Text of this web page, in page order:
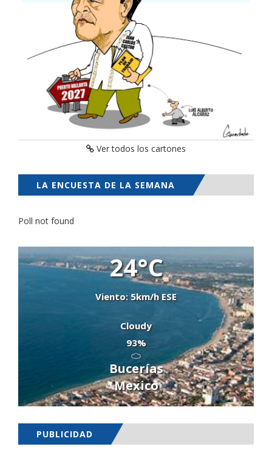
Ver todos los cartones
LA ENCUESTA DE LA SEMANA
Poll not found
24°C
Viento: 5km/h ESE
Cloudy
93%
Bucerías
Mexico
PUBLICIDAD